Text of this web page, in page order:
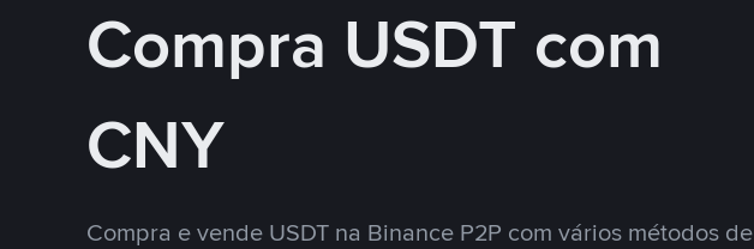
Compra USDT com
CNY
Compra e vende USDT na Binance P2P com vários métodos de